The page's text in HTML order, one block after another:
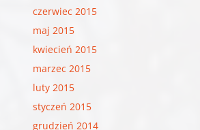
czerwiec 2015
maj 2015
kwiecień 2015
marzec 2015
luty 2015
styczeń 2015
grudzień 2014